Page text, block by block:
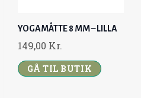
YOGAMÅTTE 8 MM – LILLA
149,00 Kr.
GÅ TIL BUTIK